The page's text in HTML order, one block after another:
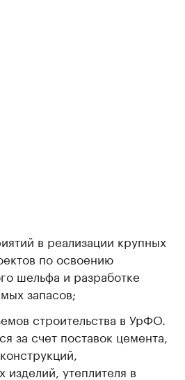
в реализации крупных
по освоению
шельфа и разработке
запасов;
строительства в УрФО.
за счет поставок цемента,
изделий, утеплителя в